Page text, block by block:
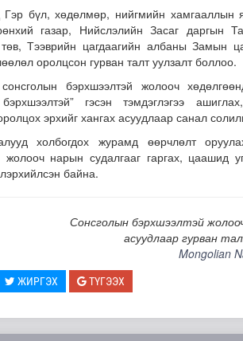
эрчим хүч үйлдвэрлэх үйлдвэр 34 МВт-ын хүчин
Гэр бүл, хөдөлмөр, нийгмийн хамгааллын
газар, Нийслэлийн Засаг даргын
Тээврийн цагдаагийн албаны Замын
оролцсон гурван талт уулзалт боллоо.
бэрхшээлтэй жолооч
гэсэн тэмдэглэгээ
эрхийг хангах асуудлаар санал
холбогдох журамд өөрчлөлт
жолооч нарын судалгааг гаргах, цаашид
байна.
Сонсголын бэрхшээлтэй
асуудлаар гурван
Mongolian
ЖИРГЭХ ТҮГЭЭХ